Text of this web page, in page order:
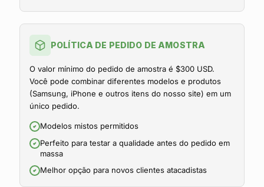
POLÍTICA DE PEDIDO DE AMOSTRA
O valor mínimo do pedido de amostra é $300 USD.
Você pode combinar diferentes modelos e produtos
(Samsung, iPhone e outros itens do nosso site) em um
único pedido.
Modelos mistos permitidos
Perfeito para testar a qualidade antes do pedido em
massa
Melhor opção para novos clientes atacadistas